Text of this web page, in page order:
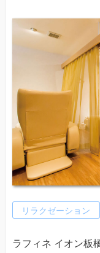
リラクゼーション
ラフィネ イオン板